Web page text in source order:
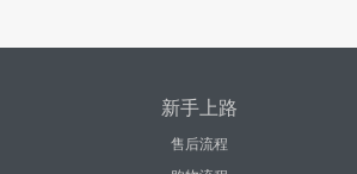
新手上路
售后流程